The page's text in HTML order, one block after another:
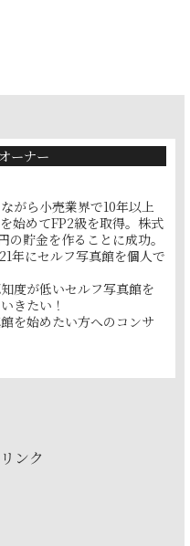
ーナー
がら小売業界で10年以上
始めてFP2級を取得。株式
の貯金を作ることに成功。
年にセルフ写真館を個人で
度が低いセルフ写真館を
きたい！
を始めたい方へのコンサ
ンク